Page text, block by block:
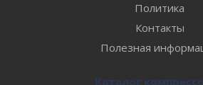
Политика
Контакты
Полезная
Каталог